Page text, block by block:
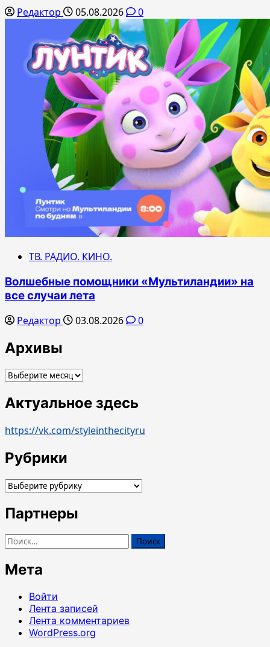
Редактор 05.08.2026 0
ТВ. РАДИО. КИНО.
Волшебные помощники «Мультиландии» на
все случаи лета
Редактор 03.08.2026 0
Архивы
Архивы
Актуальное здесь
https://vk.com/styleinthecityru
Рубрики
Рубрики
Партнеры
Найти:
Мета
Войти
Лента записей
Лента комментариев
WordPress.org